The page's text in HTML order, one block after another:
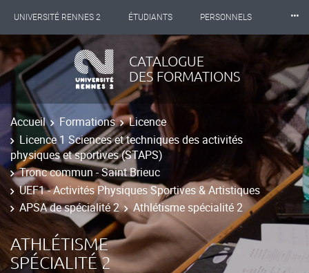
UNIVERSITÉ RENNES 2 ÉTUDIANTS PERSONNELS
INTERNATIONAL PROFESSIONNELS
LES NOUVELLES DE RENNES 2
⸱⸱⸱
CATALOGUE
DES FORMATIONS
Accueil Formations
Licence
Licence 1 Sciences et techniques des activités
physiques et sportives (STAPS)
Tronc commun - Saint Brieuc
UEF1 - Activités Physiques Sportives & Artistiques
APSA de spécialité 2
Athlétisme spécialité 2
ATHLÉTISME
SPÉCIALITÉ 2